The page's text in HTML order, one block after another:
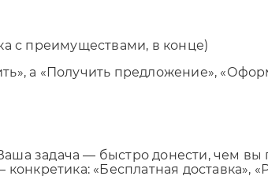
с преимуществами, в конце)
а «Получить предложение»,
задача — быстро донести, чем
«Бесплатная доставка»,